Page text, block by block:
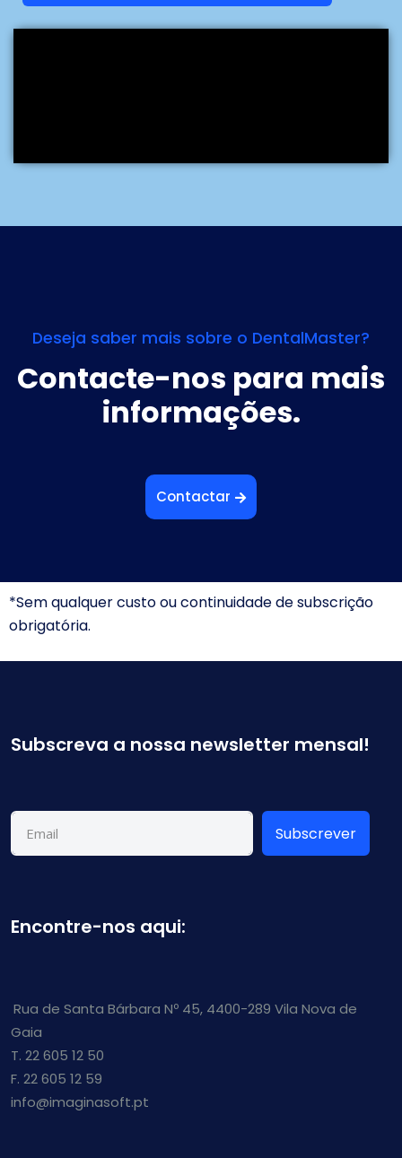
Deseja saber mais sobre o DentalMaster?
Contacte-nos para mais
informações.
Contactar
*Sem qualquer custo ou continuidade de subscrição
obrigatória.
Subscreva a nossa newsletter mensal!
Subscrever
Encontre-nos aqui:
Rua de Santa Bárbara Nº 45, 4400-289 Vila Nova de
Gaia
T. 22 605 12 50
F. 22 605 12 59
info@imaginasoft.pt